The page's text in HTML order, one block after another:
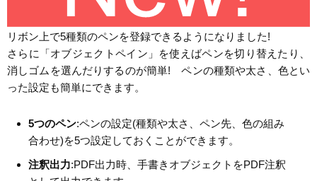
リボン上で5種類のペンを登録できるようになりました!
さらに「オブジェクトペイン」を使えばペンを切り替えたり、
消しゴムを選んだりするのが簡単! ペンの種類や太さ、色とい
った設定も簡単にできます。
5つのペン:ペンの設定(種類や太さ、ペン先、色の組み
合わせ)を5つ設定しておくことができます。
注釈出力:PDF出力時、手書きオブジェクトをPDF注釈